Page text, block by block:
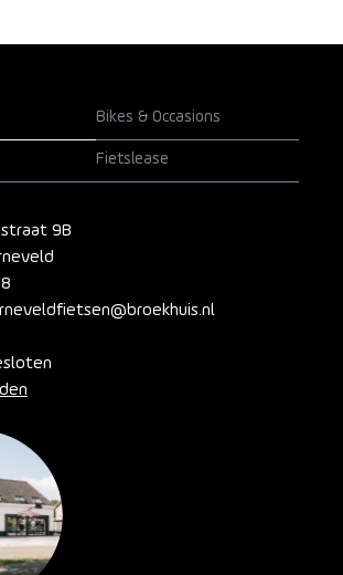
Bikes & Occasions
Fietslease
9B